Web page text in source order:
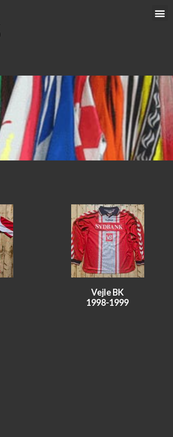
Vejle BK
1998-1999